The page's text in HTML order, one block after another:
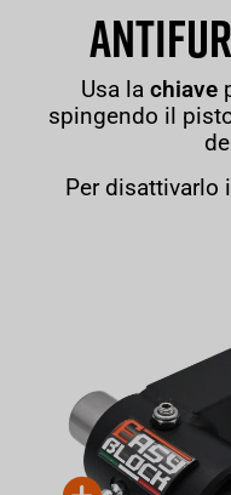
Usa la chiave
spingendo il
Per disattivarlo